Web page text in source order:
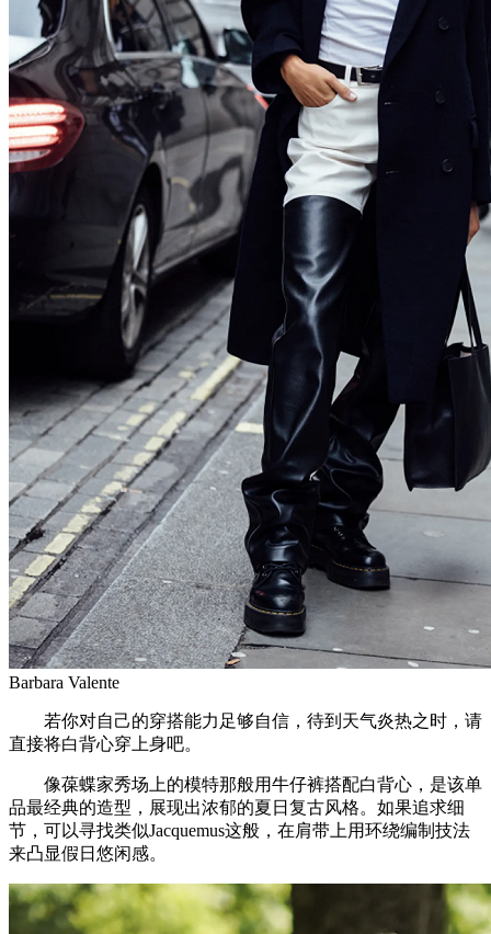
Barbara Valente
若你对自己的穿搭能力足够自信，待到天气炎热之时，请
直接将白背心穿上身吧。
像葆蝶家秀场上的模特那般用牛仔裤搭配白背心，是该单
品最经典的造型，展现出浓郁的夏日复古风格。如果追求细
节，可以寻找类似Jacquemus这般，在肩带上用环绕编制技法
来凸显假日悠闲感。